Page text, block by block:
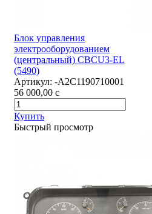
Блок управления
электрооборудованием
(центральный) CBCU3-EL
(5490)
Артикул: -А2С1190710001
56 000,00 c
Купить
Быстрый просмотр